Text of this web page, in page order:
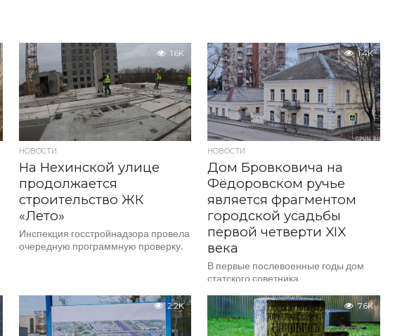
1.6K
НОВОСТИ
На Нехинской улице
продолжается
строительство ЖК
«Лето»
Инспекция госстройнадзора провела
очередную программную проверку.
1.4K
НОВОСТИ
Дом Бровковича на
Фёдоровском ручье
является фрагментом
городской усадьбы
первой четверти XIX
века
В первые послевоенные годы дом
статского советника
детского сада.
2.2K 7.6K